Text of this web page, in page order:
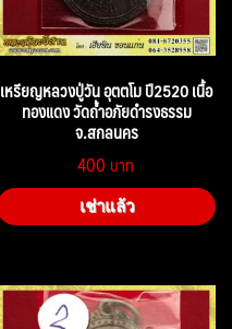
เหรียญหลวงปู่วัน อุตตโม ปี2520 เนื้อ
ทองแดง วัดถ้ำอภัยดำรงธรรม
จ.สกลนคร
400
เช่าแล้ว